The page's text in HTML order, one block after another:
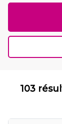
103